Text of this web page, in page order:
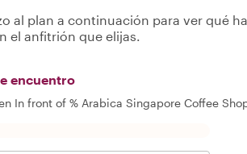
al plan a continuación para ver qué
el anfitrión que elijas.
encuentro
In front of % Arabica Singapore Coffee